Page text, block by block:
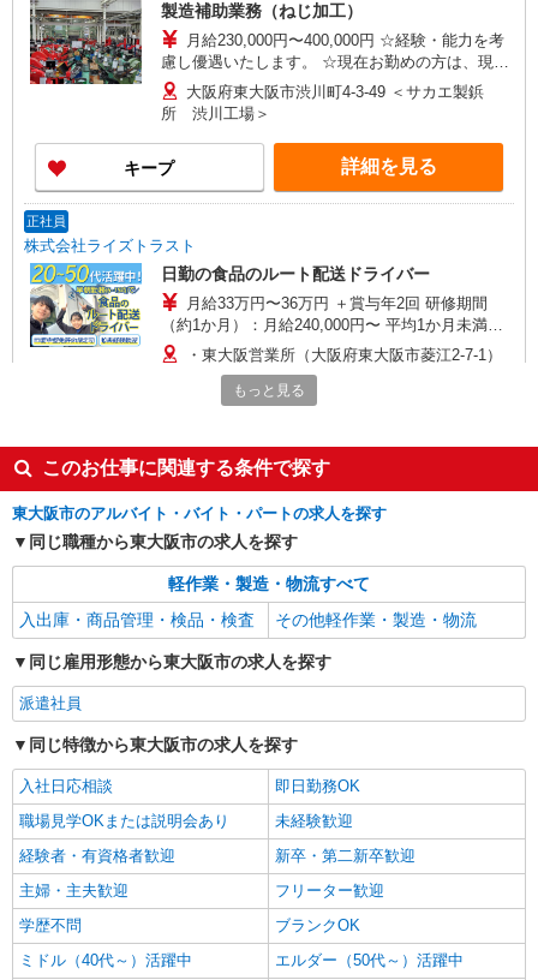
製造補助業務（ねじ加工）
月給230,000円〜400,000円 ☆経験・能力を考
慮し優遇いたします。 ☆現在お勤めの方は、現在
の給与を考慮します。 ※試用期間3ヶ月あり（時
給1,200円〜経験により優遇） 習得度により期
間短縮あり
大阪府東大阪市渋川町4-3-49 ＜サカエ製鋲
所 渋川工場＞
キープ 詳細を見る
正社員
株式会社ライズトラスト
日勤の食品のルート配送ドライバー
月給33万円〜36万円 ＋賞与年2回 研修期間
（約1か月）：月給240,000円〜 平均1か月未満で
ワンマンデビュー！最短2週間での独り立ちも可
能！ 即戦力として早期デビューを目指せる環境で
す。 もちろん、不安な方には最長3か月の教育期
間を設けているので、 経験に合わせて柔軟に対応
・東大阪営業所（大阪府東大阪市菱江2-7-1）
アルバイト パート
株式会社バイトレ（ADM812518）
【迷ったらコレ】箱に入れるだけ♪モクモク軽
作業スタッフ
時給1290円（就業先により異なる）
大阪府東大阪市
キープ
アルバイト
人と話すのが苦手でも安心♪接客なしの軽作業
時給1308円（就業先により異なる）
大阪府東大阪市
キープ 詳細を見る
正社員
株式会社ライズトラスト
もっと見る
このお仕事に関連する条件で探す
東大阪市のアルバイト・バイト・パートの求人を探す
同じ職種から東大阪市の求人を探す
軽作業・製造・物流すべて
入出庫・商品管理・検品・検査
その他軽作業・製造・物流
同じ雇用形態から東大阪市の求人を探す
派遣社員
同じ特徴から東大阪市の求人を探す
入社日応相談
即日勤務OK
職場見学OKまたは説明会あり
未経験歓迎
経験者・有資格者歓迎
新卒・第二新卒歓迎
主婦・主夫歓迎
フリーター歓迎
学歴不問
ブランクOK
ミドル（40代～）活躍中
エルダー（50代～）活躍中